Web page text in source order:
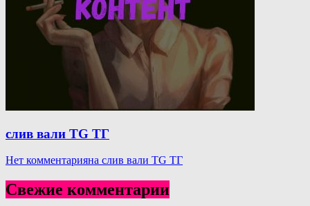
слив вали TG ТГ
Нет комментарияна слив вали TG ТГ
Свежие комментарии